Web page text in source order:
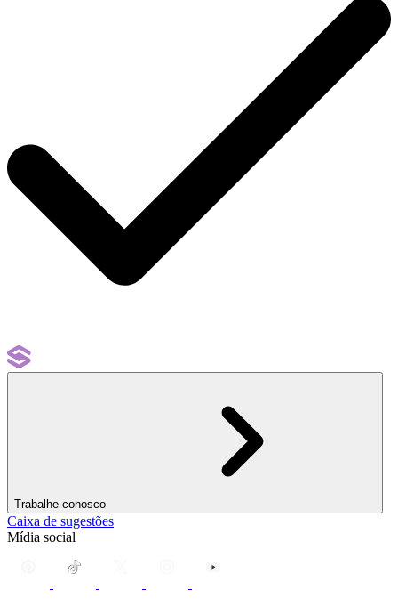
Trabalhe conosco
Caixa de sugestões
Mídia social